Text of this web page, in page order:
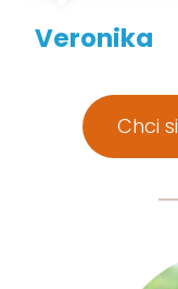
Veronika
Chci